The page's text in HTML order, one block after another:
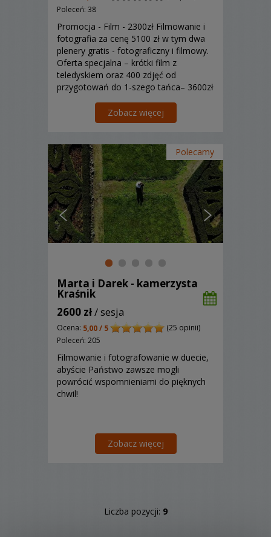
Poleceń: 38
Promocja - Film - 2300zł Filmowanie i
fotografia za cenę 5100 zł w tym dwa
plenery gratis - fotograficzny i filmowy.
Oferta specjalna – krótki film z
teledyskiem oraz 400 zdjęć od
przygotowań do 1-szego tańca– 3600zł
pasja, dlatego w tych niesamowitym
dniu Waszego życia staramy się oddać
Zobacz więcej
Polecamy
Marta i Darek - kamerzysta
Kraśnik
2600 zł/ sesja
Ocena: 5,00 / 5
(25 opinii)
Poleceń: 205
Filmowanie i fotografowanie w duecie,
abyście Państwo zawsze mogli
powrócić wspomnieniami do pięknych
chwil!
Zobacz więcej
Liczba pozycji: 9